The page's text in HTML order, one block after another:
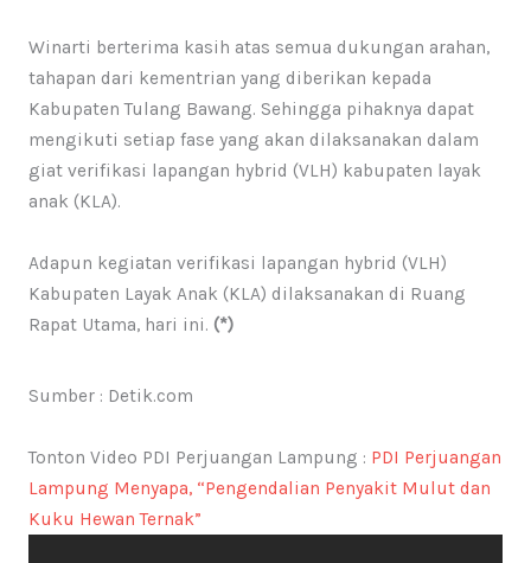
Winarti berterima kasih atas semua dukungan arahan,
tahapan dari kementrian yang diberikan kepada
Kabupaten Tulang Bawang. Sehingga pihaknya dapat
mengikuti setiap fase yang akan dilaksanakan dalam
giat verifikasi lapangan hybrid (VLH) kabupaten layak
anak (KLA).
Adapun kegiatan verifikasi lapangan hybrid (VLH)
Kabupaten Layak Anak (KLA) dilaksanakan di Ruang
Rapat Utama, hari ini. (*)
Sumber : Detik.com
Tonton Video PDI Perjuangan Lampung : PDI Perjuangan
Lampung Menyapa, “Pengendalian Penyakit Mulut dan
Kuku Hewan Ternak”